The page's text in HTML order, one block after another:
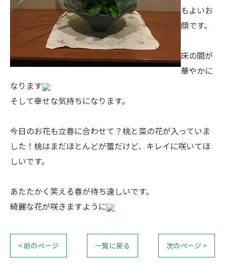
もよいお
顔です。
床の間が
華やかに
なります
そして幸せな気持ちになります。
今日のお花も立春に合わせて？桃と菜の花が入っていま
した！桃はまだほとんどが蕾だけど、キレイに咲いてほ
しいです。
あたたかく笑える春が待ち遠しいです。
綺麗な花が咲きますように
< 前のページ 一覧に戻る 次のページ >